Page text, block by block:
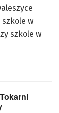
szkole w
szkole w